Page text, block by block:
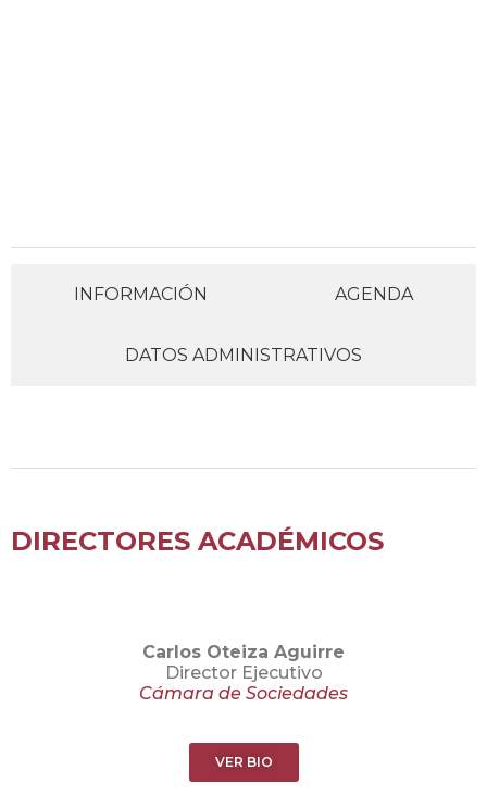
INFORMACIÓN AGENDA
DATOS ADMINISTRATIVOS
DIRECTORES ACADÉMICOS
Carlos Oteiza Aguirre
Director Ejecutivo
Cámara de Sociedades
VER BIO